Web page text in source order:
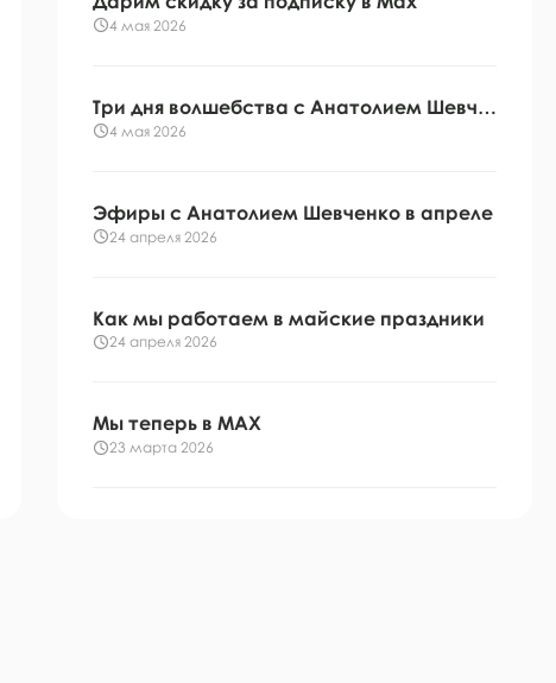
4 мая 2026
Три дня волшебства с Анатолием Шевченко
4 мая 2026
Эфиры с Анатолием Шевченко в апреле
24 апреля 2026
Как мы работаем в майские праздники
24 апреля 2026
Мы теперь в МАХ
23 марта 2026